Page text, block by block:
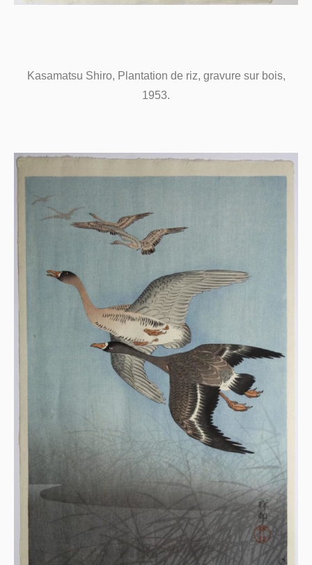
Kasamatsu Shiro, Plantation de riz, gravure sur bois,
1953.